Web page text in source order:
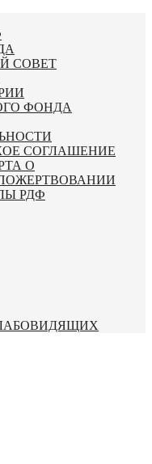
СОВЕТ
ФОНДА
СОГЛАШЕНИЕ
О
РДФ